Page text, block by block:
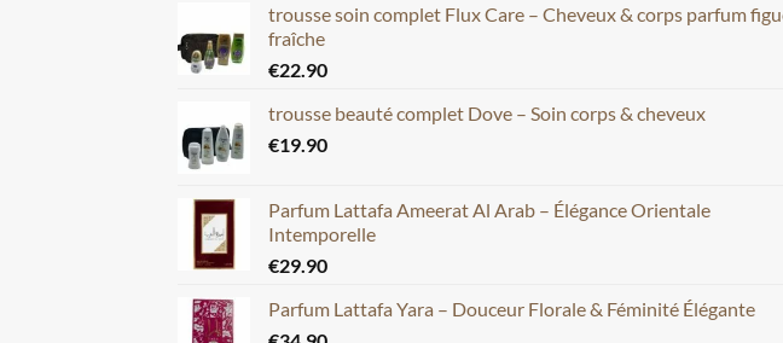
trousse soin complet Flux Care – Cheveux & corps parfum
fraîche
€22.90
trousse beauté complet Dove – Soin corps & cheveux
€19.90
Parfum Lattafa Ameerat Al Arab – Élégance Orientale
Intemporelle
€29.90
Parfum Lattafa Yara – Douceur Florale & Féminité Élégante